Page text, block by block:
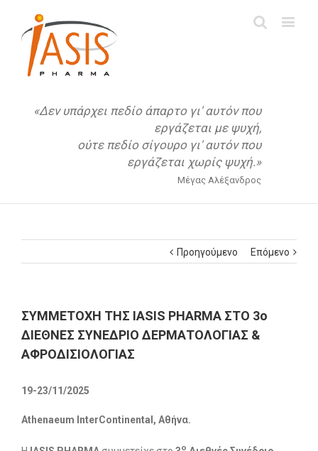
«Δεν υπάρχει πεδίο άπαρτο γι' αυτόν που
εργάζεται με ψυχή,
ούτε πεδίο σίγουρο γι' αυτόν που
εργάζεται χωρίς ψυχή.»
Μέγας Αλέξανδρος
Προηγούμενο Επόμενο
ΣΥΜΜΕΤΟΧΗ ΤΗΣ IASIS PHARMA ΣΤΟ 3ο
ΔΙΕΘΝΕΣ ΣΥΝΕΔΡΙΟ ΔΕΡΜΑΤΟΛΟΓΙΑΣ &
ΑΦΡΟΔΙΣΙΟΛΟΓΙΑΣ
19-23/11/2025
Athenaeum InterContinental, Αθήνα.
ο